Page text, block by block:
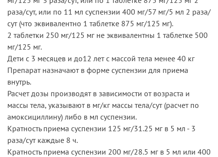
раза/сут, или по 11 мл суспензии 400 мг/57 мг/5 мл 2 раза/
сут (что эквивалентно 1 таблетке 875 мг/125 мг).
2 таблетки 250 мг/125 мг не эквивалентны 1 таблетке 500
мг/125 мг.
Дети с 3 месяцев и до12 лет с массой тела менее 40 кг
Препарат назначают в форме суспензии для приема
внутрь.
Расчет дозы производят в зависимости от возраста и
массы тела, указывают в мг/кг массы тела/сут (расчет по
амоксициллину) либо в мл суспензии.
Кратность приема суспензии 125 мг/31.25 мг в 5 мл - 3
раза/сут каждые 8 ч.
Кратность приема суспензии 200 мг/28.5 мг в 5 мл или 400